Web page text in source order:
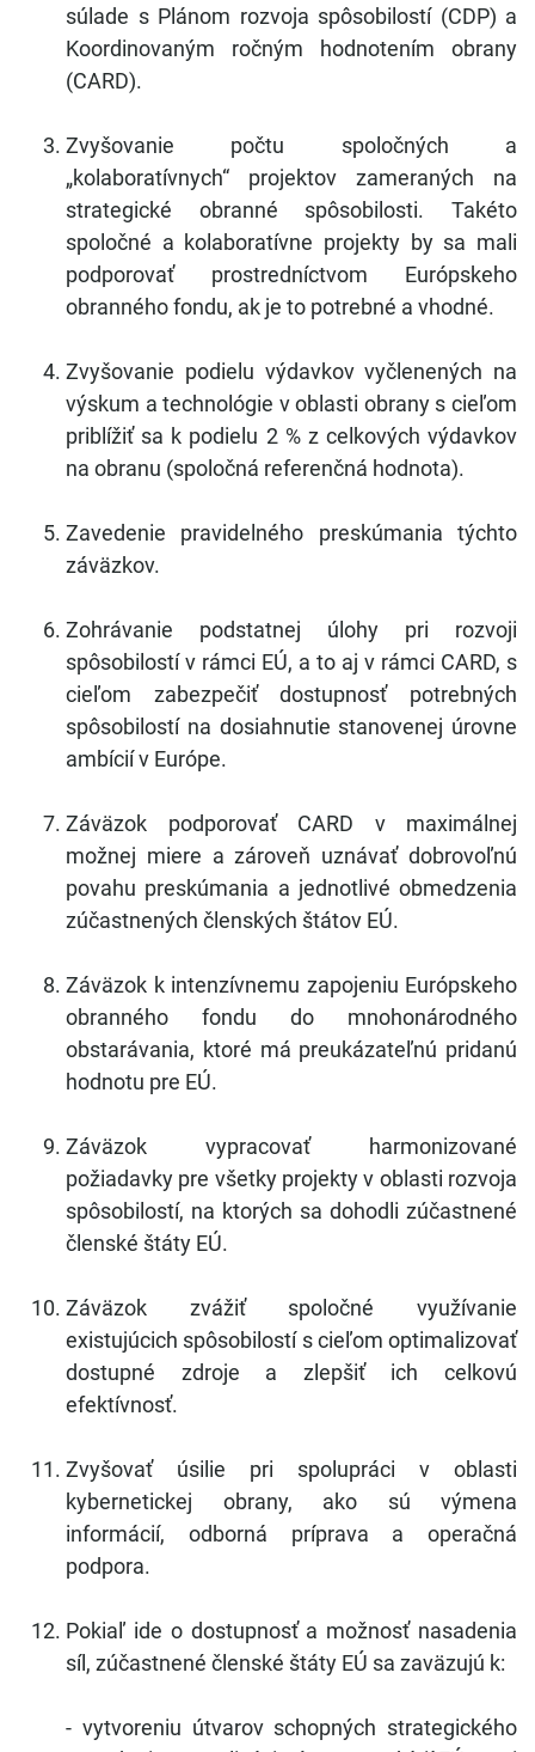
súlade s Plánom rozvoja spôsobilostí (CDP) a
Koordinovaným ročným hodnotením obrany
(CARD).
Zvyšovanie počtu spoločných a
„kolaboratívnych“ projektov zameraných na
strategické obranné spôsobilosti. Takéto
spoločné a kolaboratívne projekty by sa mali
podporovať prostredníctvom Európskeho
obranného fondu, ak je to potrebné a vhodné.
Zvyšovanie podielu výdavkov vyčlenených na
výskum a technológie v oblasti obrany s cieľom
priblížiť sa k podielu 2 % z celkových výdavkov
na obranu (spoločná referenčná hodnota).
Zavedenie pravidelného preskúmania týchto
záväzkov.
Zohrávanie podstatnej úlohy pri rozvoji
spôsobilostí v rámci EÚ, a to aj v rámci CARD, s
cieľom zabezpečiť dostupnosť potrebných
spôsobilostí na dosiahnutie stanovenej úrovne
ambícií v Európe.
Záväzok podporovať CARD v maximálnej
možnej miere a zároveň uznávať dobrovoľnú
povahu preskúmania a jednotlivé obmedzenia
zúčastnených členských štátov EÚ.
Záväzok k intenzívnemu zapojeniu Európskeho
obranného fondu do mnohonárodného
obstarávania, ktoré má preukázateľnú pridanú
hodnotu pre EÚ.
Záväzok vypracovať harmonizované
požiadavky pre všetky projekty v oblasti rozvoja
spôsobilostí, na ktorých sa dohodli zúčastnené
členské štáty EÚ.
Záväzok zvážiť spoločné využívanie
existujúcich spôsobilostí s cieľom optimalizovať
dostupné zdroje a zlepšiť ich celkovú
efektívnosť.
Zvyšovať úsilie pri spolupráci v oblasti
kybernetickej obrany, ako sú výmena
informácií, odborná príprava a operačná
podpora.
Pokiaľ ide o dostupnosť a možnosť nasadenia
síl, zúčastnené členské štáty EÚ sa zaväzujú k:
- vytvoreniu útvarov schopných strategického